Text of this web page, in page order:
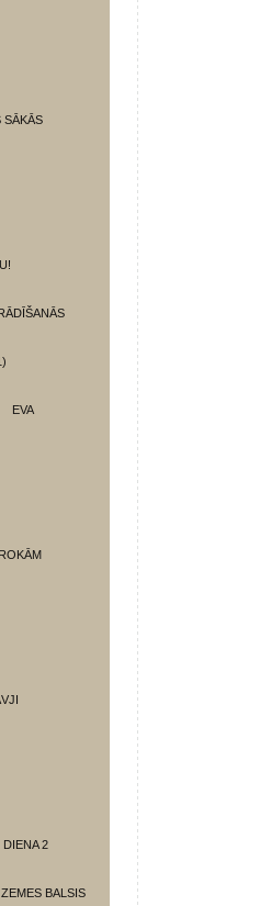
SĀKĀS
EVA
DIENA 2
BALSIS